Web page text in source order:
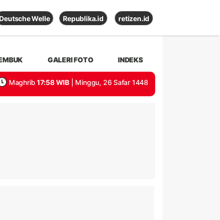
Deutsche Welle Republika.id retizen.id
GALERI FOTO INDEKS
Maghrib 17:58 WIB | Minggu, 26 Safar 1448